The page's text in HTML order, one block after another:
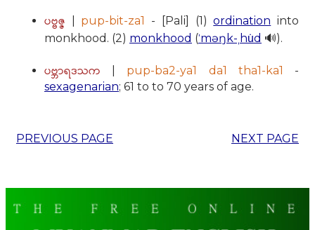
ပဗ္ဗဇ္ဇ pup-bit-za1 - [Pali] (1)ordination into
monkhood. (2) monkhood (ˈməŋk-ˌhu̇d 🔊).
ပဗ္ဘာရဒသက pup-ba2-ya1 da1 tha1-ka1 -
sexagenarian; 61 to to 70 years of age.
PREVIOUS PAGE NEXT PAGE